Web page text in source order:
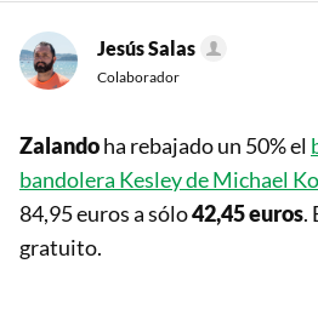
Jesús Salas
Colaborador
Zalandoha rebajado un 50% el
bandolera Kesley de Michael
84,95 euros a sólo42,45 euros.
gratuito.